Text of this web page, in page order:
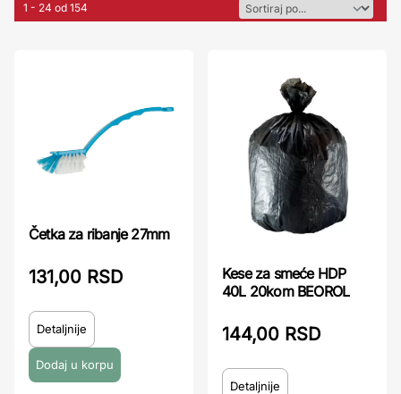
1 - 24 od 154
Četka za ribanje 27mm
131,00 RSD
Detaljnije
Kese za smeće HDP
40L 20kom BEOROL
144,00 RSD
Detaljnije